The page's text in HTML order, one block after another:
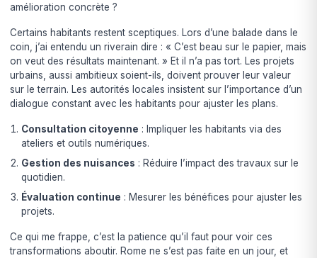
amélioration concrète ?
Certains habitants restent sceptiques. Lors d’une balade dans le
coin, j’ai entendu un riverain dire : « C’est beau sur le papier, mais
on veut des résultats maintenant. » Et il n’a pas tort. Les projets
urbains, aussi ambitieux soient-ils, doivent prouver leur valeur
sur le terrain. Les autorités locales insistent sur l’importance d’un
dialogue constant avec les habitants pour ajuster les plans.
Consultation citoyenne : Impliquer les habitants via des
ateliers et outils numériques.
Gestion des nuisances : Réduire l’impact des travaux sur le
quotidien.
Évaluation continue : Mesurer les bénéfices pour ajuster les
projets.
Ce qui me frappe, c’est la patience qu’il faut pour voir ces
transformations aboutir. Rome ne s’est pas faite en un jour, et